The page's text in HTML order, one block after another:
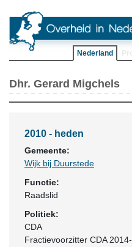
Nederland
Dhr. Gerard Migchels
2010 - heden
Gemeente:
Wijk bij Duurstede
Functie:
Raadslid
Politiek:
CDA
Fractievoorzitter CDA 2014-